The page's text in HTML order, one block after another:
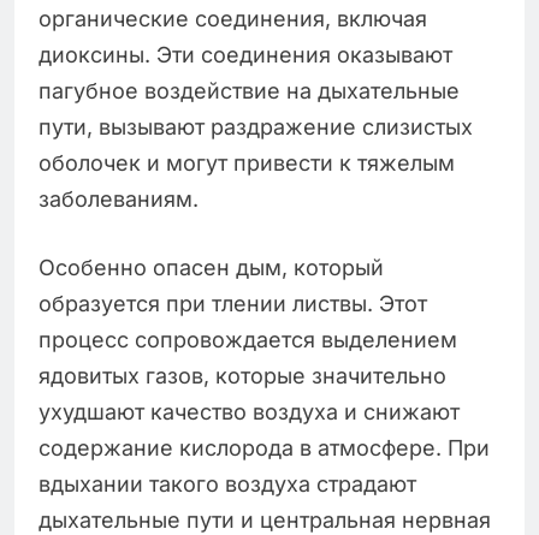
органические соединения, включая
диоксины. Эти соединения оказывают
пагубное воздействие на дыхательные
пути, вызывают раздражение слизистых
оболочек и могут привести к тяжелым
заболеваниям.
Особенно опасен дым, который
образуется при тлении листвы. Этот
процесс сопровождается выделением
ядовитых газов, которые значительно
ухудшают качество воздуха и снижают
содержание кислорода в атмосфере. При
вдыхании такого воздуха страдают
дыхательные пути и центральная нервная